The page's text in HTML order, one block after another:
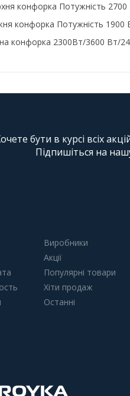
конфорка Потужність
конфорка Потужність 1900
конфорка 2300Вт/3600 Вт/
бути в курсі всіх
Підпишіться на
Виробники
Акції
Популярні товари
Хіти продаж
Останні